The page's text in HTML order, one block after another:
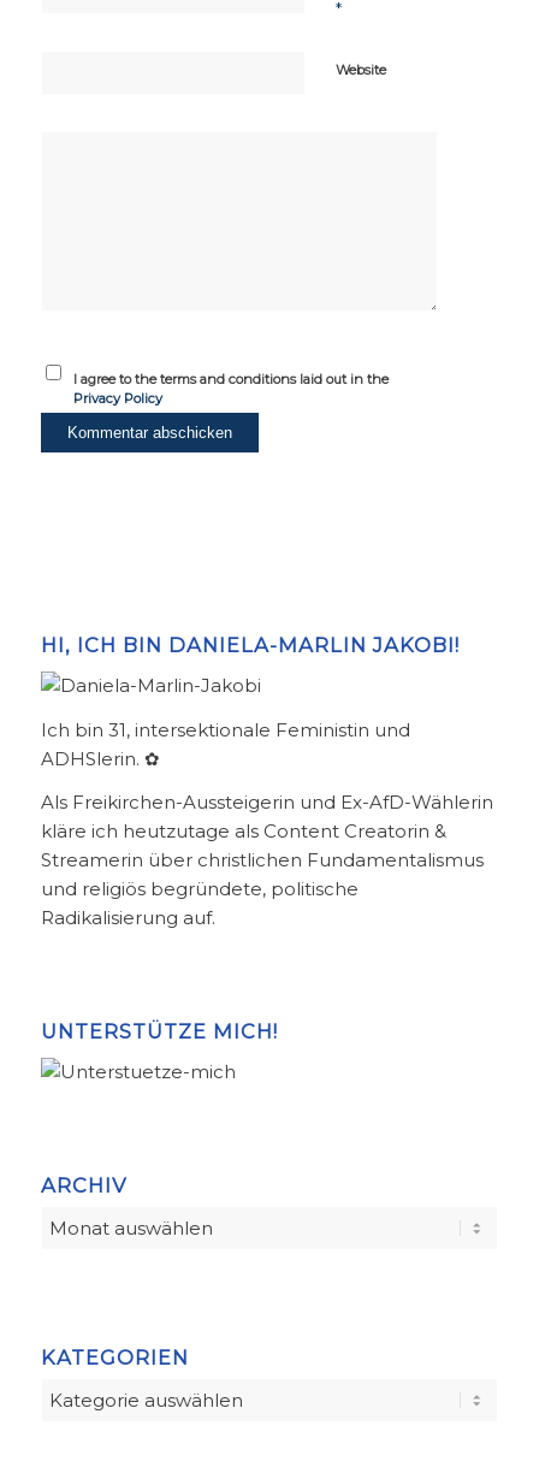
*
Website
I agree to the terms and conditions laid out in the
Privacy Policy
HI, ICH BIN DANIELA-MARLIN JAKOBI!
Ich bin 31, intersektionale Feministin und
ADHSlerin. ✿
Als Freikirchen-Aussteigerin und Ex-AfD-Wählerin
kläre ich heutzutage als Content Creatorin &
Streamerin über christlichen Fundamentalismus
und religiös begründete, politische
Radikalisierung auf.
UNTERSTÜTZE MICH!
ARCHIV
KATEGORIEN
Kategorien